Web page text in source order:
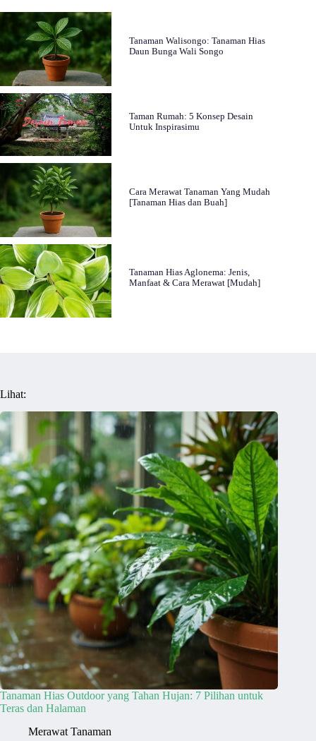
Tanaman Walisongo: Tanaman Hias
Daun Bunga Wali Songo
Taman Rumah: 5 Konsep Desain
Untuk Inspirasimu
Cara Merawat Tanaman Yang Mudah
[Tanaman Hias dan Buah]
Tanaman Hias Aglonema: Jenis,
Manfaat & Cara Merawat [Mudah]
Lihat:
Tanaman Hias Outdoor yang Tahan Hujan: 7 Pilihan untuk
Teras dan Halaman
Merawat Tanaman